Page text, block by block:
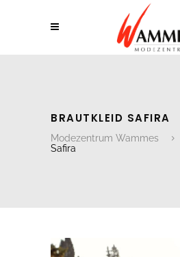
BRAUTKLEID SAFIRA
Modezentrum Wammes
Safira